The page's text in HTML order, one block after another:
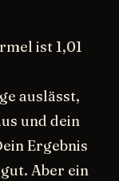
ist 1,01
auslässt,
und dein
Ergebnis
Aber ein